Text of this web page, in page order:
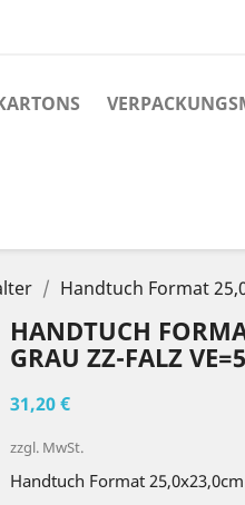
Handtuch Format
HANDTUCH
GRAU ZZ-FALZ
31,20 €
zzgl. MwSt.
Handtuch Format